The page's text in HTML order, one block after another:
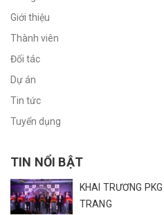
Giới thiệu
Thành viên
Đối tác
Dự án
Tin tức
Tuyển dụng
TIN NỔI BẬT
KHAI TRƯƠNG
TRANG